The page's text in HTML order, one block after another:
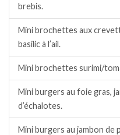
brebis.
Mini brochettes aux
basilic à l’ail.
Mini brochettes surimi/
Mini burgers au foie gras,
d’échalotes.
Mini burgers au jambon de